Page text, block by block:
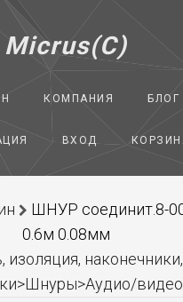
Micrus(C)
КОМПАНИЯ БЛОГ
ВХОД
ШНУР соединит.8-
0.6м 0.08мм
изоляция, наконечники,
видео